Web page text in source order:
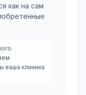
как на сам
ваша клиника